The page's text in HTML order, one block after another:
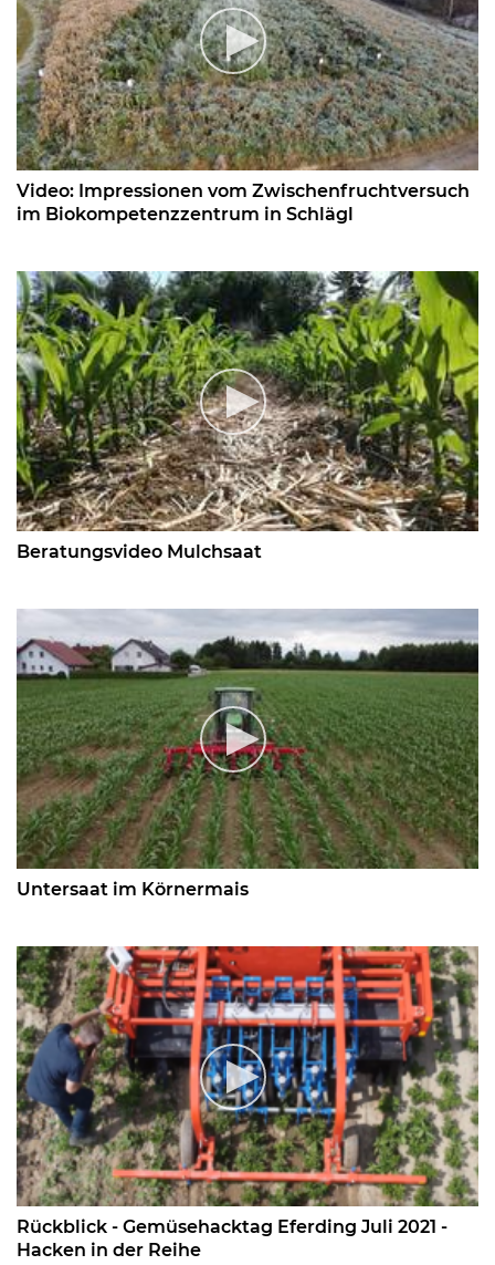
Video: Impressionen vom Zwischenfruchtversuch
im Biokompetenzzentrum in Schlägl
Beratungsvideo Mulchsaat
Untersaat im Körnermais
Rückblick - Gemüsehacktag Eferding Juli 2021 -
Hacken in der Reihe